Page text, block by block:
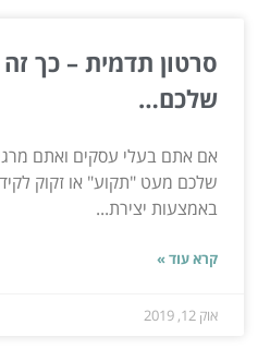
סרטון תדמית – כך
שלכם…
אם אתם בעלי עסקים ואתם
שלכם מעט "תקוע" או זקוק
באמצעות יצירת...
קרא עוד »
אוק 12, 2019